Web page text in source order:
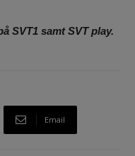
SVT1 samt SVT play.
Email